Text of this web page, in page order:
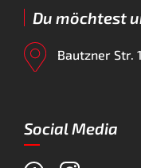
Du möchtest
Bautzner Str.
Social Media